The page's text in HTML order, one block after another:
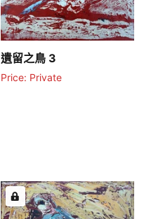
遺留之鳥 3
Price: Private